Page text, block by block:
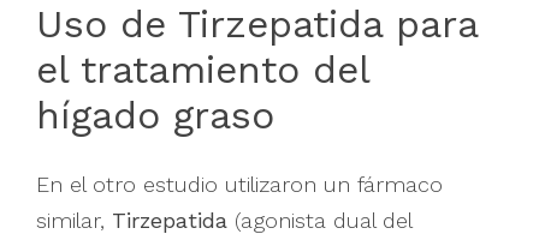
Uso de Tirzepatida para
el tratamiento del
hígado graso
En el otro estudio utilizaron un fármaco
similar, Tirzepatida (agonista dual del